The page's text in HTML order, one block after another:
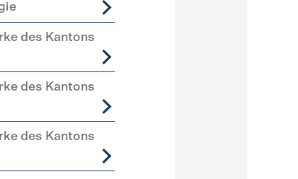
des Kantons
des Kantons
des Kantons